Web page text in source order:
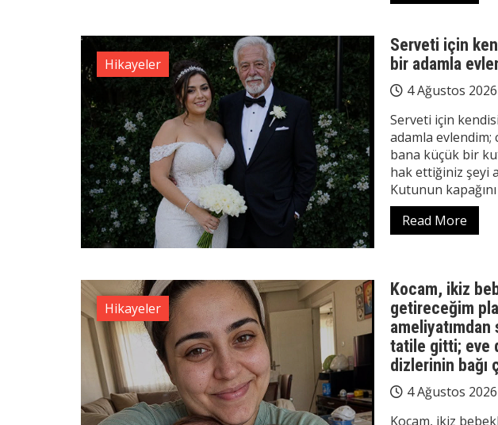
Hikayeler
Serveti için
bir adamla
4 Ağustos 2026
Serveti için
adamla evlendim;
bana küçük bir
hak ettiğiniz şeyi
Kutunun
Read More
Hikayeler
Kocam, ikiz
getireceğim
tatile gitti; eve
dizlerinin bağı
4 Ağustos 2026
Kocam, ikiz